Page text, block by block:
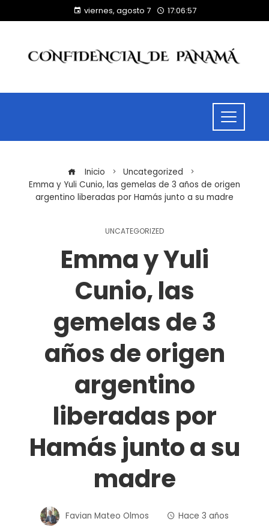
viernes, agosto 7 17:06:58
Inicio
Uncategorized
Emma y Yuli Cunio, las gemelas de 3 años de origen
argentino liberadas por Hamás junto a su madre
UNCATEGORIZED
Emma y Yuli
Cunio, las
gemelas de 3
años de origen
argentino
liberadas por
Hamás junto a su
madre
Favian Mateo Olmos Hace 3 años